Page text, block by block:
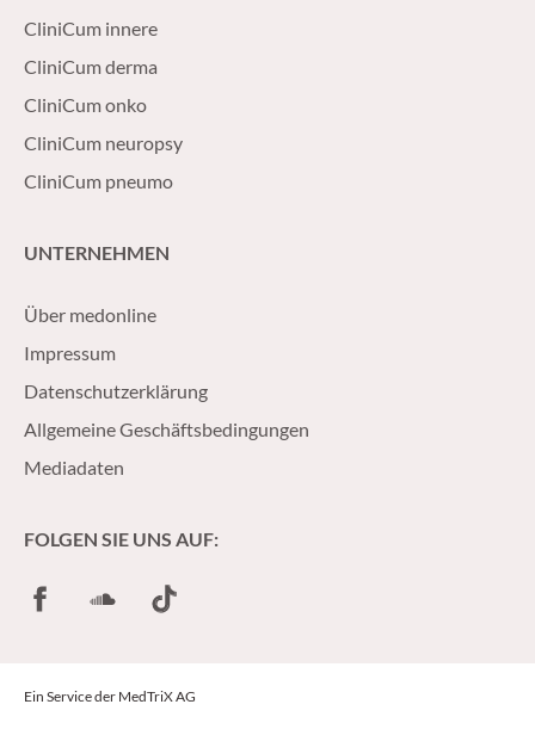
CliniCum innere
CliniCum derma
CliniCum onko
CliniCum neuropsy
CliniCum pneumo
UNTERNEHMEN
Über medonline
Impressum
Datenschutzerklärung
Allgemeine Geschäftsbedingungen
Mediadaten
FOLGEN SIE UNS AUF:
FacebookSoundCloud
TikTok
Ein Service der MedTriX AG